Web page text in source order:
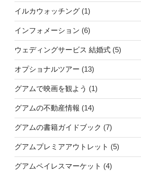
イルカウォッチング (1)
インフォメーション (6)
ウェディングサービス 結婚式 (5)
オプショナルツアー (13)
グアムで映画を観よう (1)
グアムの不動産情報 (14)
グアムの書籍ガイドブック (7)
グアムプレミアアウトレット (5)
グアムペイレスマーケット (4)